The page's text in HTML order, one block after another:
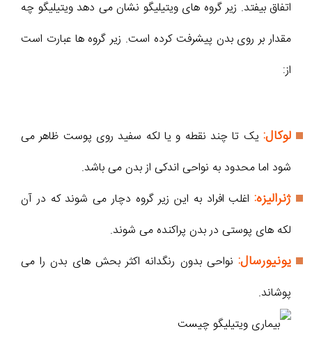
اتفاق بیفتد. زیر گروه های ویتیلیگو نشان می دهد ویتیلیگو چه
مقدار بر روی بدن پیشرفت کرده است. زیر گروه ها عبارت است
از:
لوکال: یک تا چند نقطه و یا لکه سفید روی پوست ظاهر می
شود اما محدود به نواحی اندکی از بدن می باشد.
ژنرالیزه: اغلب افراد به این زیر گروه دچار می شوند که در آن
لکه های پوستی در بدن پراکنده می شوند.
یونیورسال: نواحی بدون رنگدانه اکثر بحش های بدن را می
پوشاند.